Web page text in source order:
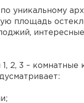
уникальному
площадь
2, 3 –